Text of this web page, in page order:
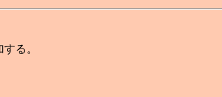
る。